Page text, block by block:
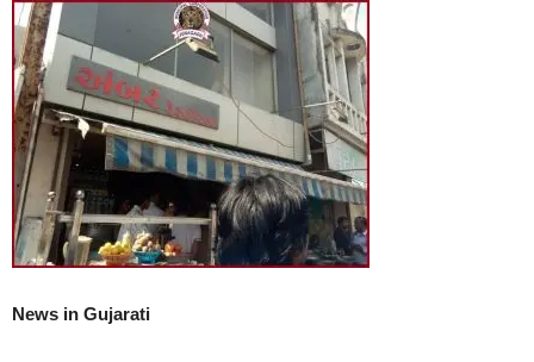
News in Gujarati